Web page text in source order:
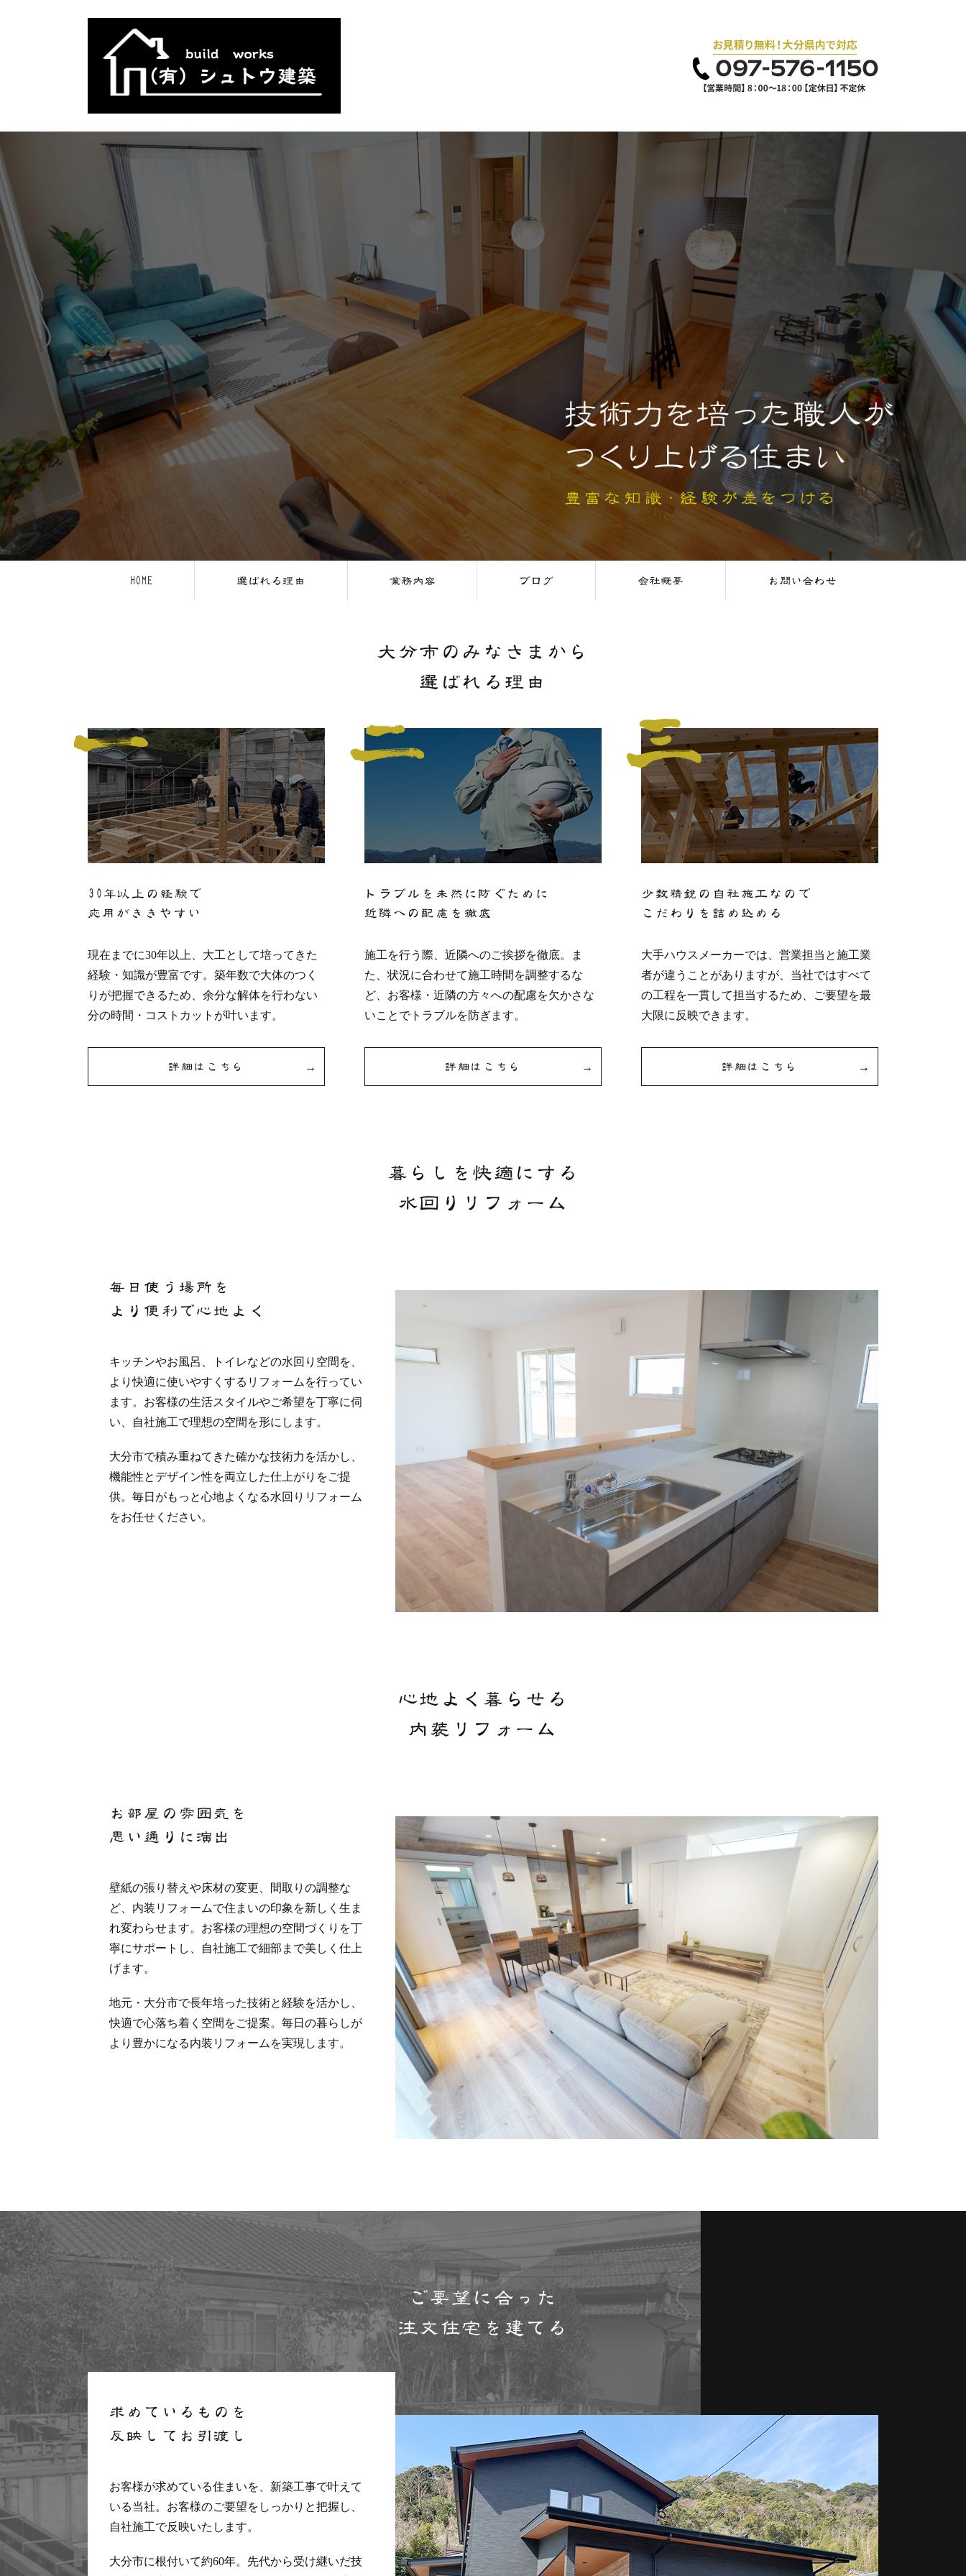
HOME 選ばれる理由 業務内容 ブログ 会社概要 お問い合わせ
大分市のみなさまから
選ばれる理由
30年以上の経験で
応用がききやすい
現在までに30年以上、大工として培ってきた
経験・知識が豊富です。築年数で大体のつく
りが把握できるため、余分な解体を行わない
分の時間・コストカットが叶います。
詳細はこちら
トラブルを未然に防ぐために
近隣への配慮を徹底
施工を行う際、近隣へのご挨拶を徹底。ま
た、状況に合わせて施工時間を調整するな
ど、お客様・近隣の方々への配慮を欠かさな
いことでトラブルを防ぎます。
詳細はこちら
少数精鋭の自社施工なので
こだわりを詰め込める
大手ハウスメーカーでは、営業担当と施工業
者が違うことがありますが、当社ではすべて
の工程を一貫して担当するため、ご要望を最
大限に反映できます。
詳細はこちら
暮らしを快適にする
水回りリフォーム
毎日使う場所を
より便利で心地よく
キッチンやお風呂、トイレなどの水回り空間を、
より快適に使いやすくするリフォームを行ってい
ます。お客様の生活スタイルやご希望を丁寧に伺
い、自社施工で理想の空間を形にします。
大分市で積み重ねてきた確かな技術力を活かし、
機能性とデザイン性を両立した仕上がりをご提
供。毎日がもっと心地よくなる水回りリフォーム
をお任せください。
心地よく暮らせる
内装リフォーム
お部屋の雰囲気を
思い通りに演出
壁紙の張り替えや床材の変更、間取りの調整な
ど、内装リフォームで住まいの印象を新しく生ま
れ変わらせます。お客様の理想の空間づくりを丁
寧にサポートし、自社施工で細部まで美しく仕上
げます。
地元・大分市で長年培った技術と経験を活かし、
快適で心落ち着く空間をご提案。毎日の暮らしが
より豊かになる内装リフォームを実現します。
ご要望に合った
注文住宅を建てる
求めているものを
反映してお引渡し
お客様が求めている住まいを、新築工事で叶えて
いる当社。お客様のご要望をしっかりと把握し、
自社施工で反映いたします。
大分市に根付いて約60年。先代から受け継いだ技